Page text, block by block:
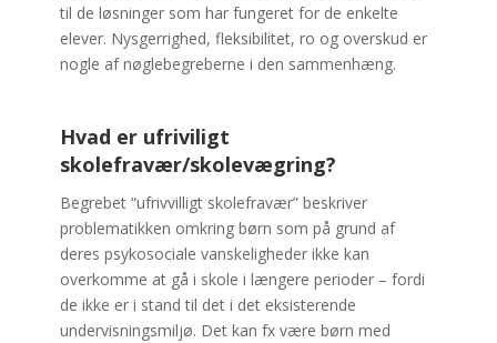
til de løsninger som har fungeret for de enkelte
elever. Nysgerrighed, fleksibilitet, ro og overskud er
nogle af nøglebegreberne i den sammenhæng.
Hvad er ufriviligt
skolefravær/skolevægring?
Begrebet “ufrivvilligt skolefravær” beskriver
problematikken omkring børn som på grund af
deres psykosociale vanskeligheder ikke kan
overkomme at gå i skole i længere perioder – fordi
de ikke er i stand til det i det eksisterende
undervisningsmiljø. Det kan fx være børn med